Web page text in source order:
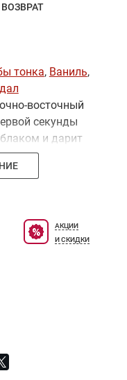
тонка, Ваниль,
восточный
секунды
и дарит
и тихого
особого
АКЦИИ
И СКИДКИ